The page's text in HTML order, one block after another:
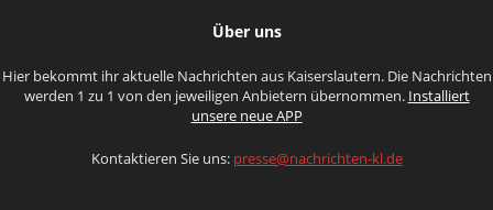
Über uns
Hier bekommt ihr aktuelle Nachrichten aus Kaiserslautern. Die Nachrichten
werden 1 zu 1 von den jeweiligen Anbietern übernommen. Installiert
unsere neue APP
Kontaktieren Sie uns: presse@nachrichten-kl.de